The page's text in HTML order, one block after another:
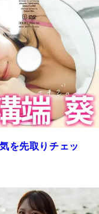
を先取りチェッ